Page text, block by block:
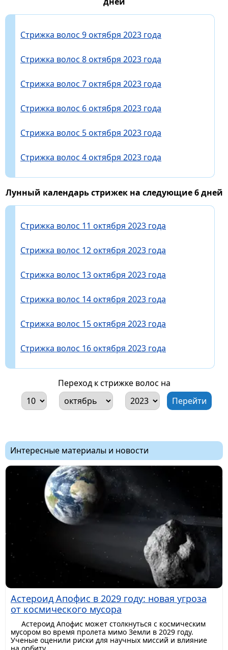
Стрижка волос 9 октября 2023 года
Стрижка волос 8 октября 2023 года
Стрижка волос 7 октября 2023 года
Стрижка волос 6 октября 2023 года
Стрижка волос 5 октября 2023 года
Стрижка волос 4 октября 2023 года
Лунный календарь стрижек на следующие 6 дней
Стрижка волос 11 октября 2023 года
Стрижка волос 12 октября 2023 года
Стрижка волос 13 октября 2023 года
Стрижка волос 14 октября 2023 года
Стрижка волос 15 октября 2023 года
Стрижка волос 16 октября 2023 года
Переход к стрижке волос на
Интересные материалы и новости
Астероид Апофис в 2029 году: новая угроза
от космического мусора
Астероид Апофис может столкнуться с космическим
мусором во время пролета мимо Земли в 2029 году.
Ученые оценили риски для научных миссий и влияние
на орбиту.